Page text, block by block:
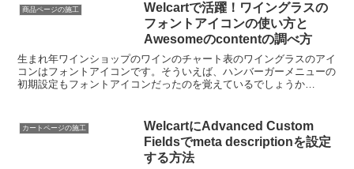
商品ページの施工
Welcartで活躍！ワイングラスの
フォントアイコンの使い方と
Awesomeのcontentの調べ方
生まれ年ワインショップのワインのチャート表のワイングラスのアイ
コンはフォントアイコンです。そういえば、ハンバーガーメニューの
初期設定もフォントアイコンだったのを覚えているでしょうか
カートページの施工
WelcartにAdvanced Custom
Fieldsでmeta descriptionを設定
する方法